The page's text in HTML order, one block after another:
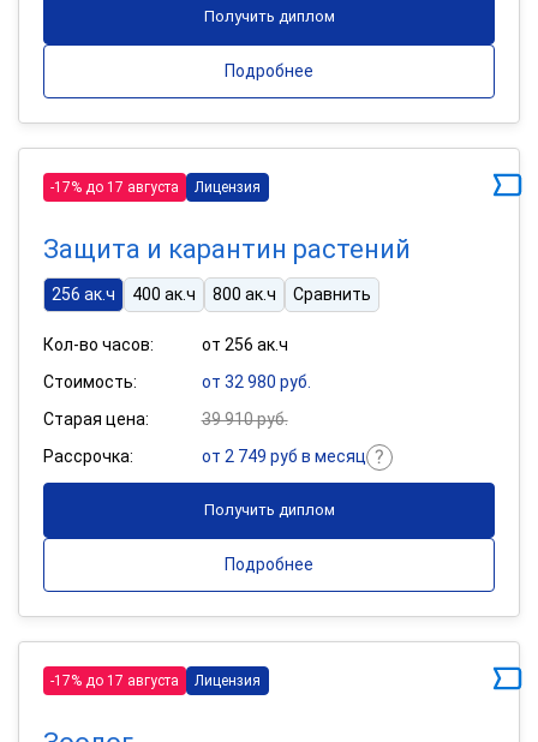
Получить диплом
Подробнее
-17% до 17 августа Лицензия
Защита и карантин растений
256 ак.ч 400 ак.ч 800 ак.ч Сравнить
Кол-во часов:
от 256 ак.ч
Стоимость:
от 32 980 руб.
Старая цена:
39 910 руб.
Рассрочка:
от 2 749 руб в месяц
Получить диплом
Подробнее
-17% до 17 августа Лицензия